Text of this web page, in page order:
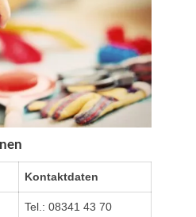
Kontaktdaten
Tel.: 08341 43 70